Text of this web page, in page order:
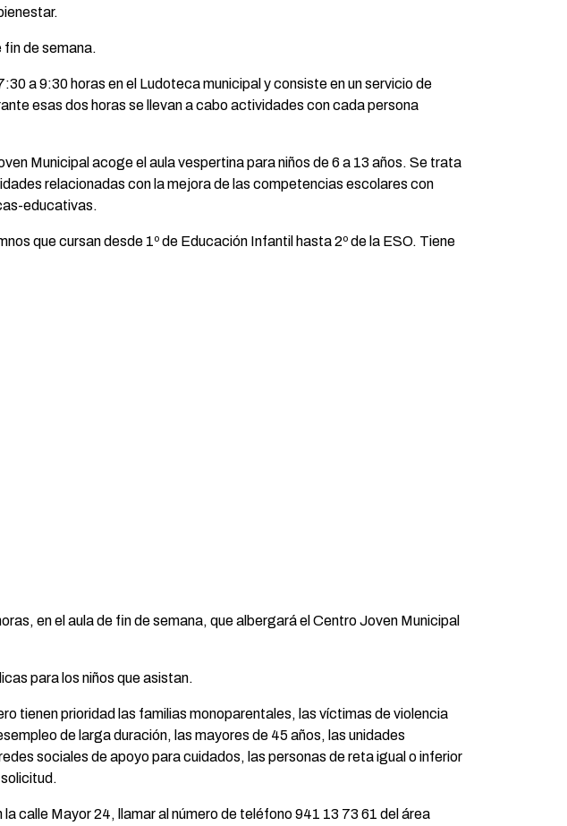
de semana.
a 9:30 horas en el Ludoteca municipal y consiste en un servicio de
esas dos horas se llevan a cabo actividades con cada persona
Municipal acoge el aula vespertina para niños de 6 a 13 años. Se trata
relacionadas con la mejora de las competencias escolares con
educativas.
que cursan desde 1º de Educación Infantil hasta 2º de la ESO. Tiene
en el aula de fin de semana, que albergará el Centro Joven Municipal
para los niños que asistan.
tienen prioridad las familias monoparentales, las víctimas de violencia
de larga duración, las mayores de 45 años, las unidades
sociales de apoyo para cuidados, las personas de reta igual o inferior
calle Mayor 24, llamar al número de teléfono 941 13 73 61 del área